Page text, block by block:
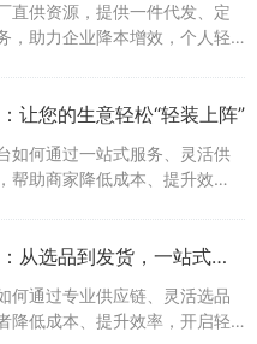
直供资源，提供一件代发、定
，助力企业降本增效，个人轻
让您的生意轻松“轻装上阵”
如何通过一站式服务、灵活供
帮助商家降低成本、提升效
解锁礼品代发新机遇：从选品到发货，一站式服务让创业更轻松
何通过专业供应链、灵活选品
降低成本、提升效率，开启轻